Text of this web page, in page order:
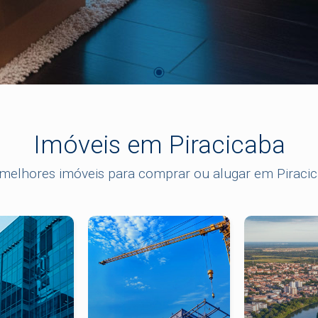
Imóveis em Piracicaba
imóveis para comprar ou alugar em